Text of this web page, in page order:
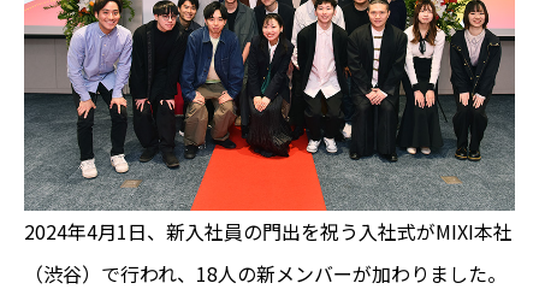
2024年4月1日、新入社員の門出を祝う入社式がMIXI本社
（渋谷）で行われ、18人の新メンバーが加わりました。